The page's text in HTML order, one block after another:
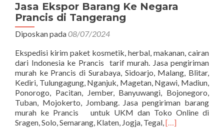
Jasa Ekspor Barang Ke Negara
Prancis di Tangerang
Diposkan pada08/07/2024
Ekspedisi kirim paket kosmetik, herbal, makanan, cairan
dari Indonesia ke Prancis tarif murah. Jasa pengiriman
murah ke Prancis di Surabaya, Sidoarjo, Malang, Blitar,
Kediri, Tulungagung, Nganjuk, Magetan, Ngawi, Madiun,
Ponorogo, Pacitan, Jember, Banyuwangi, Bojonegoro,
Tuban, Mojokerto, Jombang. Jasa pengiriman barang
murah ke Prancis untuk UKM dan Toko Online di
Sragen, Solo, Semarang, Klaten, Jogja, Tegal,Read
[…]